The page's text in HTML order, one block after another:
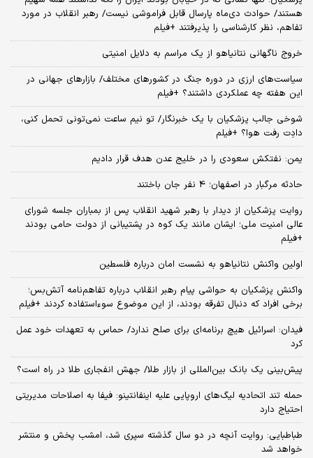
هستند/ حوادث دی‌ماه پارسال قابل فراموشی نیست/ رهبر انقلاب در مورد
تفاهم، نظر کارشناسی را پذیرفتند +فیلم
خروج ناگهانی نتانیاهو از یک مراسم به دلایل امنیتی
سیاست‌های ارزی در دوره جنگ در کشورهای مختلف/ بازارهای جهانی در
این هفته چه عملکردی داشتند؟ +فیلم
شوخی جالب پزشکیان با یک خبرنگار/ تو نیم ساعت نمی‌تونی تحمل کنی،
دادِت رفت هوا؟ +فیلم
یمن: نفتکش سعودی را در خلیج عدن هدف قرار دادیم
حادثه مرگبار در اصفهان؛ 4 نفر جان باختند
روایت پزشکیان از دیدار با رهبر شهید انقلاب پس از بمباران جلسه شورای
عالی امنیت ملی؛ ایشان مانند یک کوه در پشتیبانی از دولت حامی بودند
+فیلم
اولین واکنش نتانیاهو به نشست امان درباره فلسطین
واکنش پزشکیان به حواشی پیام رهبر انقلاب درباره تفاهم‌نامه آتش‌بس؛
برخی افراد که دنبال تفرقه بودند، از این موضوع سوءاستفاده کردند +فیلم
فیدان: اسرائیل هیچ برنامه‌ای برای صلح ندارد/ حماس به تعهدات خود عمل
کرد
پیش‌بینی یک بانک بین‌المللی از بازار طلا/ جهش انفجاری طلا در راه است؟
حمله تند اتحادیه لیگ‌های اروپایی علیه اینفانتینو: فیفا به اصلاحات مدیریتی
احتیاج دارد
طباطبایی: روایت آنچه در دو سال گذشته سپری شد، امشب پخش و منتشر
خواهد شد